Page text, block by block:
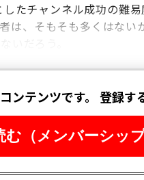
たチャンネル成功の難
は、そもそも多くはな